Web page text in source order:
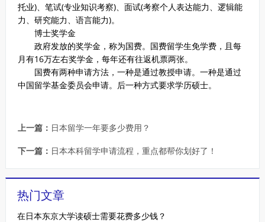
托业)、笔试(专业知识考察)、面试(考察个人表达能力、逻辑能
力、研究能力、语言能力)。
博士奖学金
政府发放的奖学金，称为国费。国费留学生免学费，且每
月有16万左右奖学金，每年还有往返机票两张。
国费有两种申请方法，一种是通过教授申请。一种是通过
中国留学基金委员会申请。后一种方式要求学历硕士。
上一篇： 日本留学一年要多少费用？
下一篇： 日本本科留学申请流程，重点都帮你划好了！
热门文章
在日本东京大学读硕士需要花费多少钱？